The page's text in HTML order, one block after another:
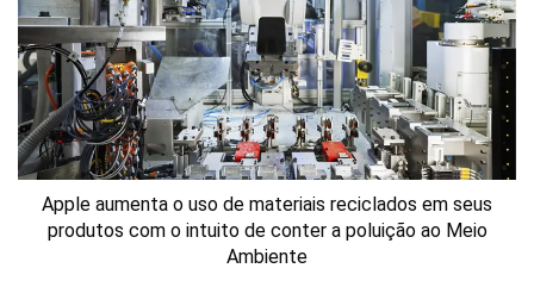
Apple aumenta o uso de materiais reciclados em seus
produtos com o intuito de conter a poluição ao Meio
Ambiente